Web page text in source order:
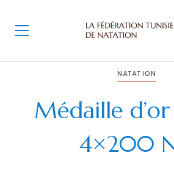
NATATION
Médaille d’or
4×200